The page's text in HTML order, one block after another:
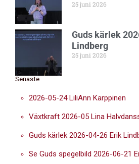
25 juni 2026
Guds kärlek
Lindberg
25 juni 2026
Senaste
2026-05-24 LiliAnn Karppinen
Växtkraft 2026-05 Lina
Guds kärlek 2026-04-26 Erik
Se Guds spegelbild 2026-06-21